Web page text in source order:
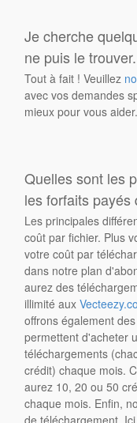
Je cherche
ne puis le
Tout à fait ! Veuillez
avec vos demandes
mieux pour vous aider.
Quelles sont les
les forfaits payés
Les principales
coût par fichier. Plus
votre coût par
dans notre plan
aurez des
illimité aux
offrons également
permettent d'acheter
téléchargements
crédit) chaque mois.
aurez 10, 20 ou 50
chaque mois. Enfin,
de téléchargement.